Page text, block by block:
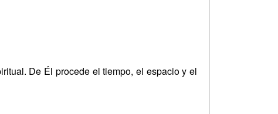
De Él procede el tiempo, el espacio y el